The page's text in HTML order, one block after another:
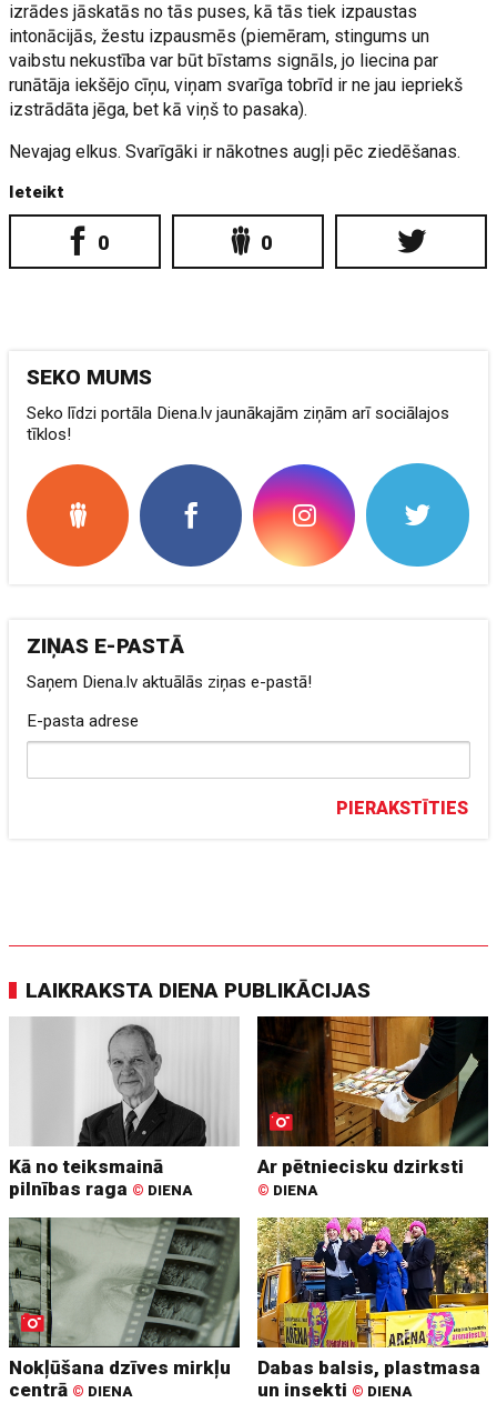
izrādes jāskatās no tās puses, kā tās tiek izpaustas
intonācijās, žestu izpausmēs (piemēram, stingums un
vaibstu nekustība var būt bīstams signāls, jo liecina par
runātāja iekšējo cīņu, viņam svarīga tobrīd ir ne jau iepriekš
izstrādāta jēga, bet kā viņš to pasaka).
Nevajag elkus. Svarīgāki ir nākotnes augļi pēc ziedēšanas.
Ieteikt
0 0
SEKO MUMS
Seko līdzi portāla Diena.lv jaunākajām ziņām arī sociālajos
tīklos!
ZIŅAS E-PASTĀ
Saņem Diena.lv aktuālās ziņas e-pastā!
E-pasta adrese
PIERAKSTĪTIES
LAIKRAKSTA DIENA PUBLIKĀCIJAS
Kā no teiksmainā
pilnības raga © DIENA
Ar pētniecisku dzirksti
© DIENA
Nokļūšana dzīves mirkļu
centrā © DIENA
Dabas balsis, plastmasa
un insekti © DIENA